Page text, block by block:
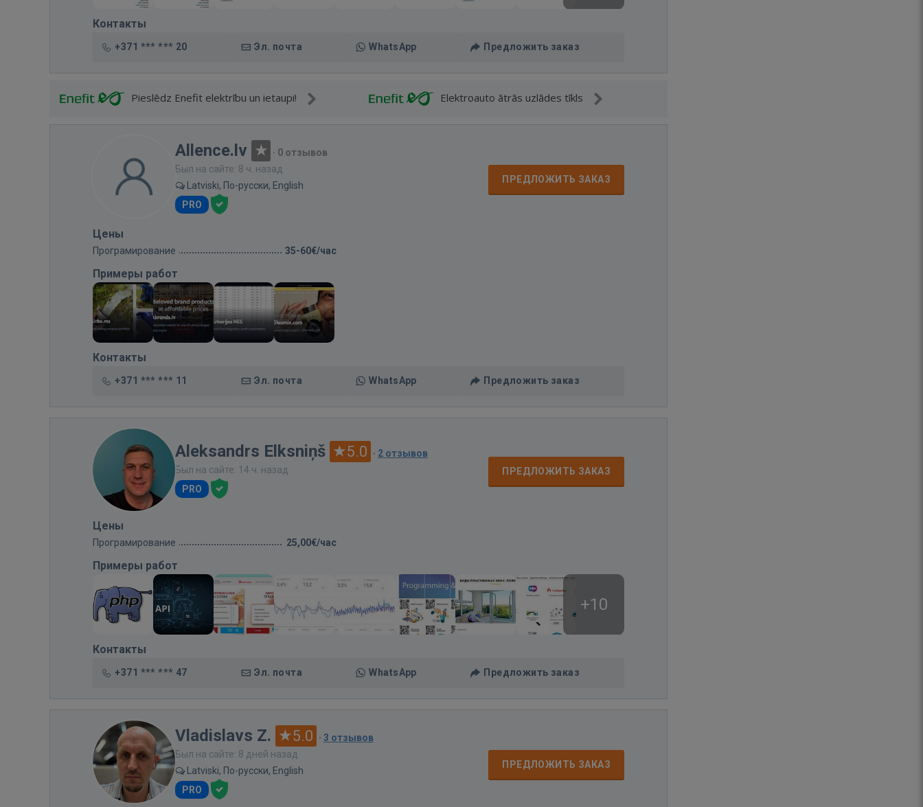
Контакты
+371 *** *** 20 Эл. почта WhatsApp Предложить заказ
Pieslēdz Enefit elektrību un ietaupi! Elektroauto ātrās uzlādes tīkls
Allence.lv · 0 отзывов
Был на сайте: 8 ч. назад
Latviski, По-русски, English
PRO
ПРЕДЛОЖИТЬ ЗАКАЗ
Цены
Програмирование 35-60€/час
Примеры работ
Контакты
+371 *** *** 11 Эл. почта WhatsApp Предложить заказ
Aleksandrs Elksniņš 5.0 · 2 отзывов
Был на сайте: 14 ч. назад
PRO
ПРЕДЛОЖИТЬ ЗАКАЗ
Цены
Програмирование 25,00€/час
Примеры работ
+10
Контакты
+371 *** *** 47 Эл. почта WhatsApp Предложить заказ
Vladislavs Z. 5.0 · 3 отзывов
Был на сайте: 8 дней назад
Latviski, По-русски, English
PRO
ПРЕДЛОЖИТЬ ЗАКАЗ